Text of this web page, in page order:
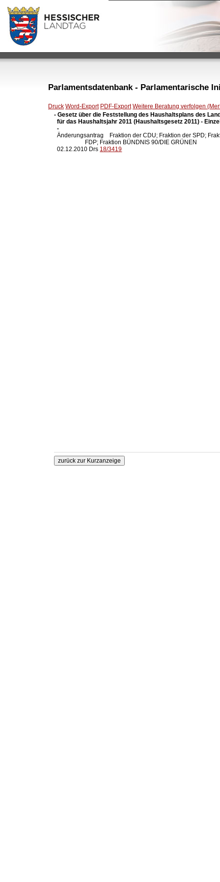
Parlamentsdatenbank - Parlamentarische
Druck Word-Export PDF-Export Weitere Beratung verfolgen
- Gesetz über die Feststellung des Haushaltsplans des
für das Haushaltsjahr 2011 (Haushaltsgesetz 2011) -
  -
Änderungsantrag    Fraktion der CDU; Fraktion der SPD;
                     FDP; Fraktion BÜNDNIS 90/DIE GRÜNEN
  02.12.2010 Drs
18/3419